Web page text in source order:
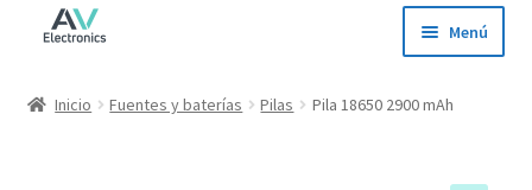
navegación
Menú
Inicio Fuentes y baterías Pilas Pila 18650 2900 mAh